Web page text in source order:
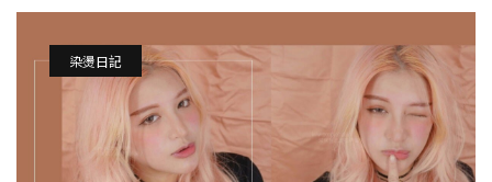
染燙日記